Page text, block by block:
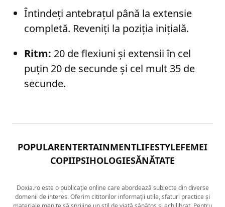
Întindeți antebrațul până la extensie
completă. Reveniți la poziția inițială.
Ritm: 20 de flexiuni și extensii în cel
puțin 20 de secunde și cel mult 35 de
secunde.
POPULARENTERTAINMENTLIFESTYLEFEMEI
COPIIPSIHOLOGIESĂNĂTATE
Doxia.ro este o publicație online care abordează subiecte din diverse
domenii de interes. Oferim cititorilor informații utile, sfaturi practice și